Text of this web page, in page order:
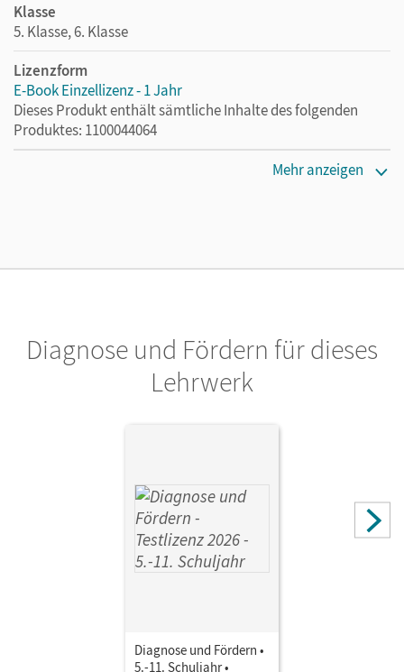
Klasse
5. Klasse, 6. Klasse
Lizenzform
E-Book Einzellizenz - 1 Jahr
Dieses Produkt enthält sämtliche Inhalte des folgenden
Produktes: 1100044064
Privatpersonen, die nur mit dem E-Book arbeiten.
Herausgeber/-in
Cornelißen, Hans-Joachim; Born, Nicky
Mehr anzeigen
Diagnose und Fördern für dieses
Lehrwerk
Diagnose und Fördern •
5.-11. Schuljahr •